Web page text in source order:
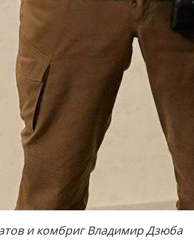
и комбриг Владимир Дзюба